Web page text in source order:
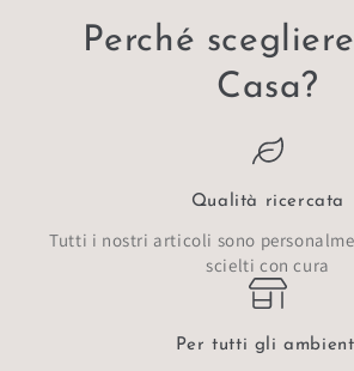
Perché
Casa?
Qualità ricercata
Tutti i nostri articoli sono
scielti con cura
Per tutti gli